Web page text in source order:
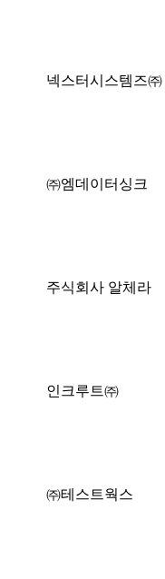
넥스터시스템즈㈜
㈜엠데이터싱크
주식회사 알체라
인크루트㈜
㈜테스트웍스